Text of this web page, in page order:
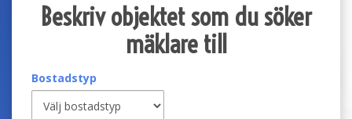
Beskriv objektet som du söker
mäklare till
Bostadstyp